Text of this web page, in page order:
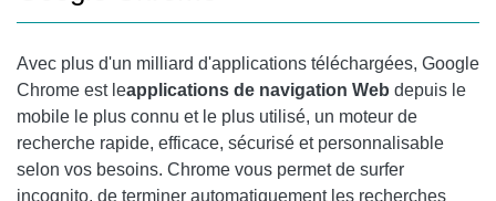
Avec plus d'un milliard d'applications téléchargées, Google
Chrome est leapplications de navigation Web depuis le
mobile le plus connu et le plus utilisé, un moteur de
recherche rapide, efficace, sécurisé et personnalisable
selon vos besoins. Chrome vous permet de surfer
incognito, de terminer automatiquement les recherches